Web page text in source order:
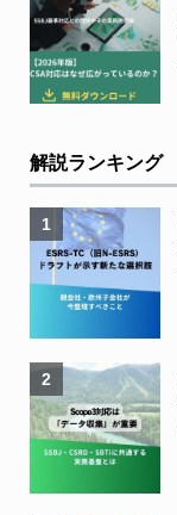
解説ランキング
1
2